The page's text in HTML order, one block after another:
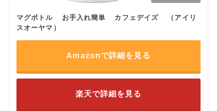
マグボトル お手入れ簡単 カフェデイズ （アイリ
スオーヤマ）
Amazonで詳細を見る
楽天で詳細を見る